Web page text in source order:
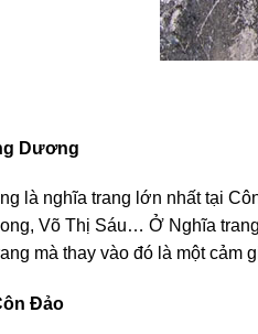
Dương
là nghĩa trang lớn nhất tại
Võ Thị Sáu… Ở Nghĩa
mà thay vào đó là một cảm
Đảo